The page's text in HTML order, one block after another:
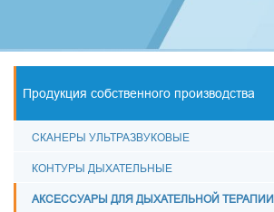
Продукция собственного производства
СКАНЕРЫ УЛЬТРАЗВУКОВЫЕ
КОНТУРЫ ДЫХАТЕЛЬНЫЕ
АКСЕССУАРЫ ДЛЯ ДЫХАТЕЛЬНОЙ ТЕРАПИИ